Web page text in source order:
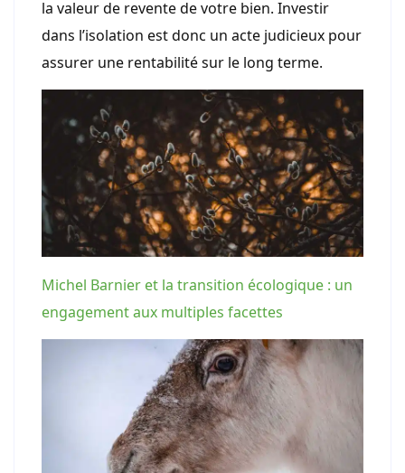
la valeur de revente de votre bien. Investir
dans l’isolation est donc un acte judicieux pour
assurer une rentabilité sur le long terme.
Michel Barnier et la transition écologique : un
engagement aux multiples facettes